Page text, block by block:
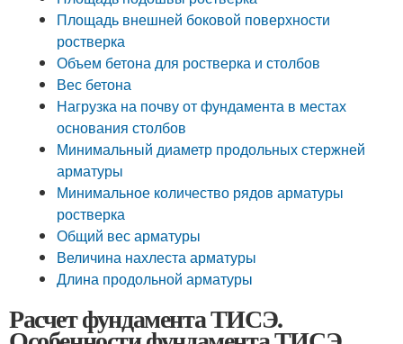
Площадь внешней боковой поверхности
ростверка
Объем бетона для ростверка и столбов
Вес бетона
Нагрузка на почву от фундамента в местах
основания столбов
Минимальный диаметр продольных стержней
арматуры
Минимальное количество рядов арматуры
ростверка
Общий вес арматуры
Величина нахлеста арматуры
Длина продольной арматуры
Расчет фундамента ТИСЭ.